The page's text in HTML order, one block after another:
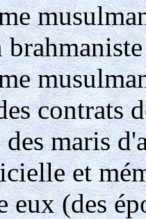
contrats
maris
et
eux (des